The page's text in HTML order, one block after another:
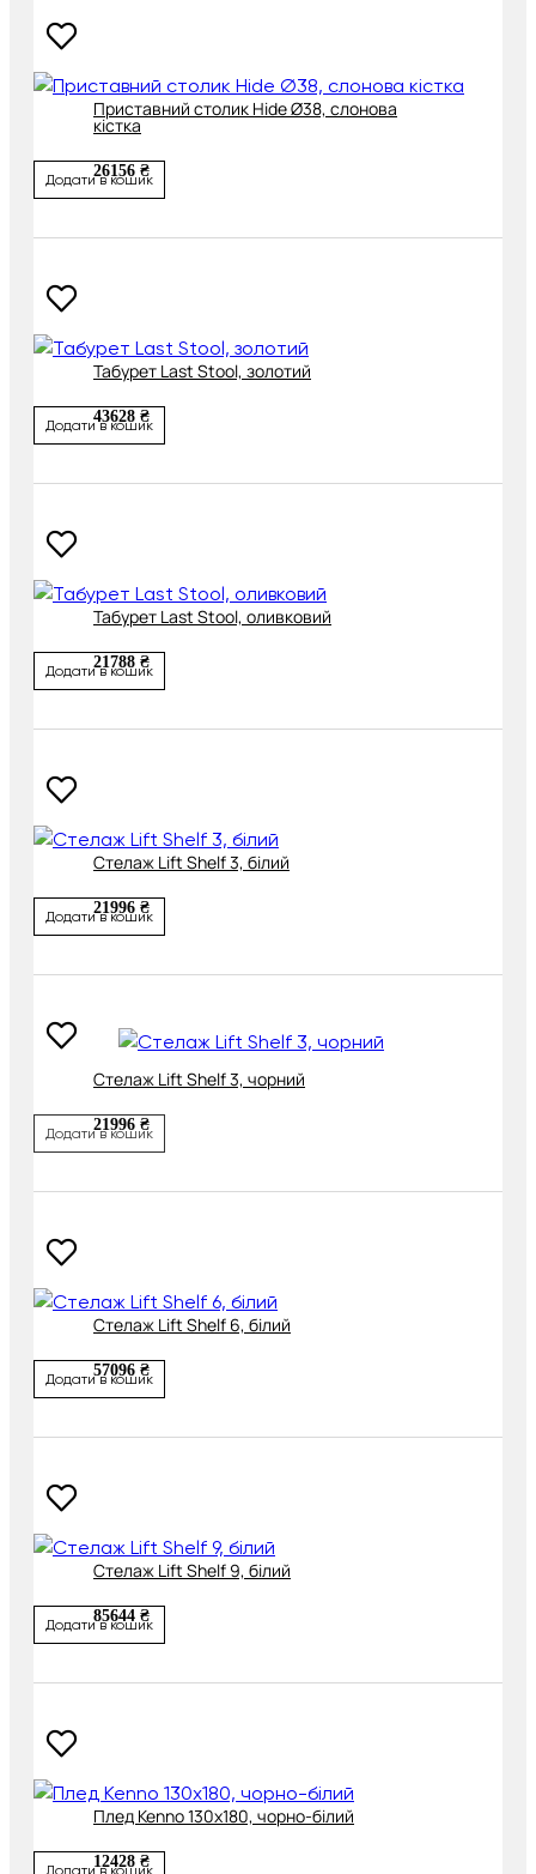
Приставний столик Hide Ø38, слонова
кістка
26156 ₴
Додати в кошик
Табурет Last Stool, золотий
43628 ₴
Додати в кошик
Табурет Last Stool, оливковий
21788 ₴
Додати в кошик
Стелаж Lift Shelf 3, білий
21996 ₴
Додати в кошик
Стелаж Lift Shelf 3, чорний
21996 ₴
Додати в кошик
Стелаж Lift Shelf 6, білий
57096 ₴
Додати в кошик
Стелаж Lift Shelf 9, білий
85644 ₴
Додати в кошик
Плед Kenno 130х180, чорно-білий
12428 ₴
Додати в кошик